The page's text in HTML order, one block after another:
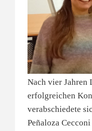
Nach vier Jahren
erfolgreichen
verabschiedete
Peñaloza